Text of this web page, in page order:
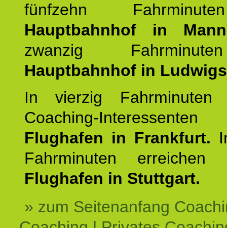
fünfzehn
Hauptbahnhof in
zwanzig
Hauptbahnhof in
In vierzig Fahrminuten
Coaching-
Flughafen in Frankfurt.
Fahrminuten
Flughafen in Stuttgart.
» zum Seitenanfang